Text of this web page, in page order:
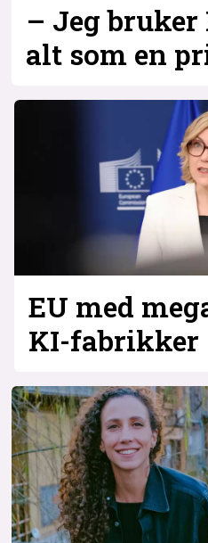
– Jeg bruker
alt som en
EU med
KI-fabrikker